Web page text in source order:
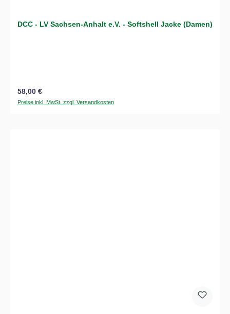
DCC - LV Sachsen-Anhalt e.V. - Softshell Jacke (Damen)
Regulärer Preis:
58,00 €
Preise inkl. MwSt. zzgl. Versandkosten